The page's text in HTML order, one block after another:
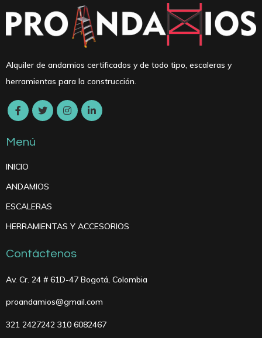
Alquiler de andamios certificados y de todo tipo, escaleras y
herramientas para la construcción.
Menú
INICIO
ANDAMIOS
ESCALERAS
HERRAMIENTAS Y ACCESORIOS
Contáctenos
Av. Cr. 24 # 61D-47 Bogotá, Colombia
proandamios@gmail.com
321 2427242 310 6082467